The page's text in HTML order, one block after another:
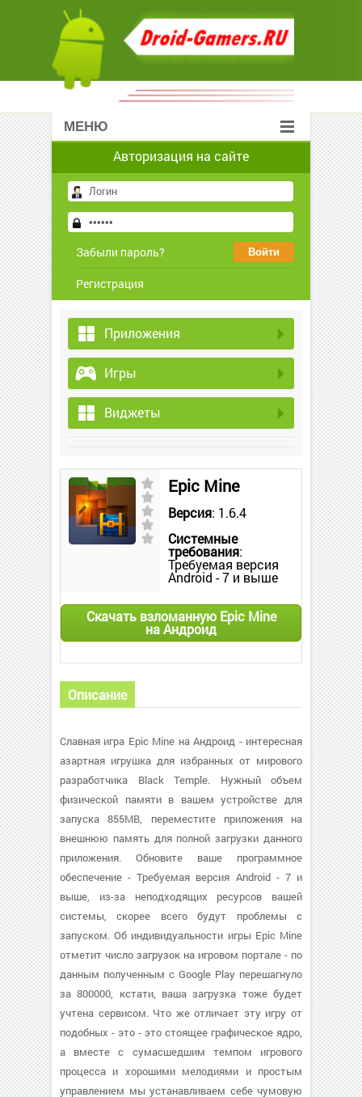
МЕНЮ
Авторизация на сайте
Забыли пароль?
Регистрация
Приложения
Игры
Виджеты
Epic Mine
Версия: 1.6.4
Системные
требования:
Требуемая версия
Android - 7 и выше
Скачать взломанную Epic Mine
на Андроид
Описание
Славная игра Epic Mine на Андроид - интересная
азартная игрушка для избранных от мирового
разработчика Black Temple. Нужный объем
физической памяти в вашем устройстве для
запуска 855MB, переместите приложения на
внешнюю память для полной загрузки данного
приложения. Обновите ваше программное
обеспечение - Требуемая версия Android - 7 и
выше, из-за неподходящих ресурсов вашей
системы, скорее всего будут проблемы с
запуском. Об индивидуальности игры Epic Mine
отметит число загрузок на игровом портале - по
данным полученным с Google Play перешагнуло
за 800000, кстати, ваша загрузка тоже будет
учтена сервисом. Что же отличает эту игру от
подобных - это - это стоящее графическое ядро,
а вместе с сумасшедшим темпом игрового
процесса и хорошими мелодиями и простым
управлением мы устанавливаем себе чумовую